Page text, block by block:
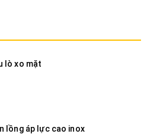
lò xo mặt
lồng áp lực cao inox